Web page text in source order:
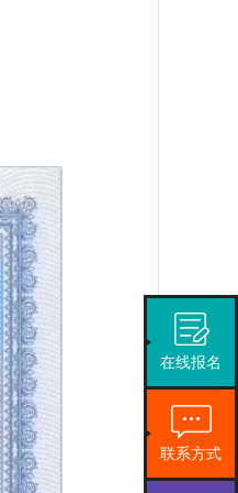
在线报名
联系方式